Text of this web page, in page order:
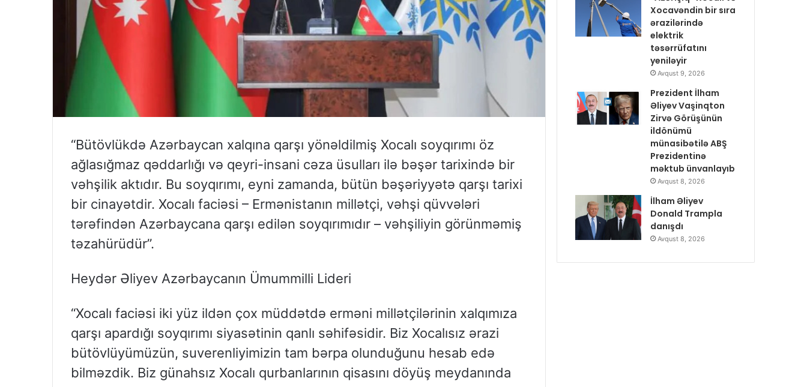
“Bütövlükdə Azərbaycan xalqına qarşı yönəldilmiş Xocalı soyqırımı öz
ağlasığmaz qəddarlığı və qeyri-insani cəza üsulları ilə bəşər tarixində bir
vəhşilik aktıdır. Bu soyqırımı, eyni zamanda, bütün bəşəriyyətə qarşı tarixi
bir cinayətdir. Xocalı faciəsi – Ermənistanın millətçi, vəhşi qüvvələri
tərəfindən Azərbaycana qarşı edilən soyqırımıdır – vəhşiliyin görünməmiş
təzahürüdür”.
Heydər Əliyev Azərbaycanın Ümummilli Lideri
“Xocalı faciəsi iki yüz ildən çox müddətdə erməni millətçilərinin xalqımıza
qarşı apardığı soyqırımı siyasətinin qanlı səhifəsidir. Biz Xocalısız ərazi
bütövlüyümüzün, suverenliyimizin tam bərpa olunduğunu hesab edə
bilməzdik. Biz günahsız Xocalı qurbanlarının qisasını döyüş meydanında
Xocavəndin bir sıra
ərazilərində
elektrik
təsərrüfatını
yeniləyir
Avqust 9, 2026
Prezident İlham
Əliyev Vaşinqton
Zirvə Görüşünün
ildönümü
münasibətilə ABŞ
Prezidentinə
məktub ünvanlayıb
Avqust 8, 2026
İlham Əliyev
Donald Trampla
danışdı
Avqust 8, 2026